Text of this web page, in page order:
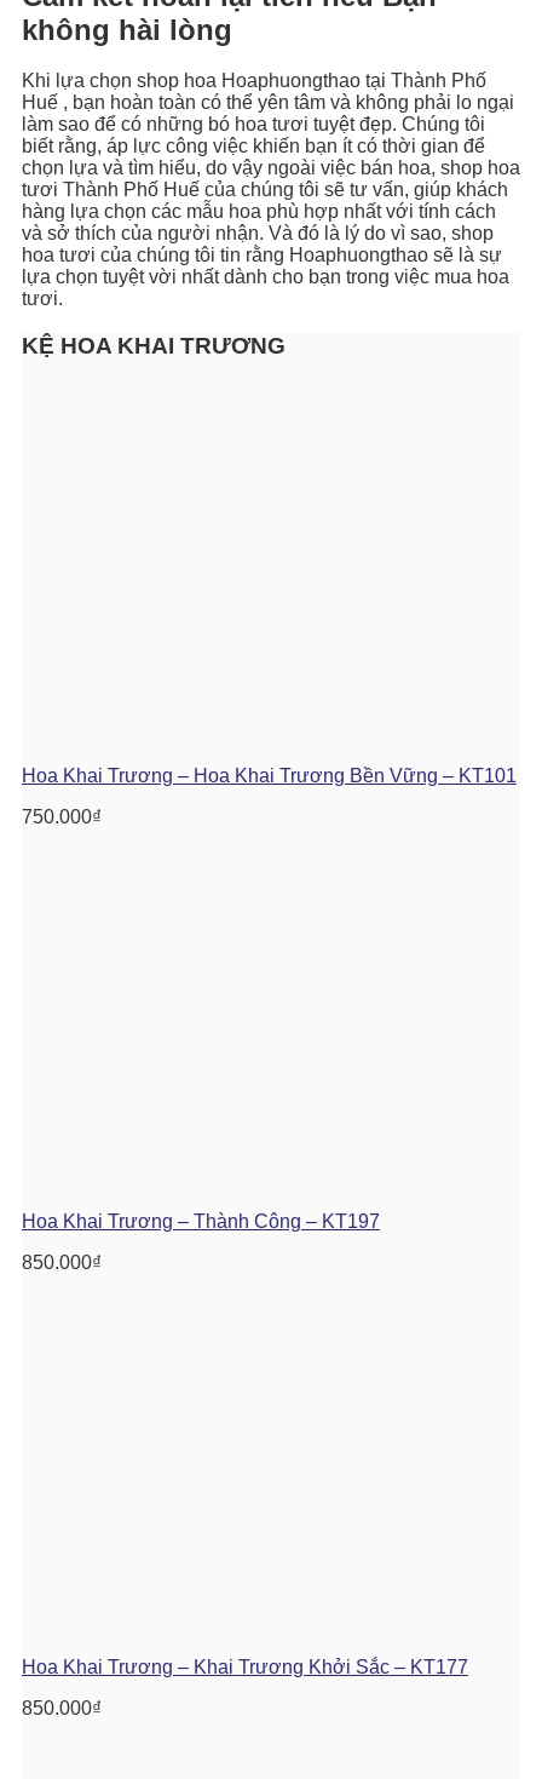
không hài lòng
Khi lựa chọn shop hoa Hoaphuongthao tại Thành Phố
Huế , bạn hoàn toàn có thể yên tâm và không phải lo ngại
làm sao để có những bó hoa tươi tuyệt đẹp. Chúng tôi
biết rằng, áp lực công việc khiến bạn ít có thời gian để
chọn lựa và tìm hiểu, do vậy ngoài việc bán hoa, shop hoa
tươi Thành Phố Huế của chúng tôi sẽ tư vấn, giúp khách
hàng lựa chọn các mẫu hoa phù hợp nhất với tính cách
và sở thích của người nhận. Và đó là lý do vì sao, shop
hoa tươi của chúng tôi tin rằng Hoaphuongthao sẽ là sự
lựa chọn tuyệt vời nhất dành cho bạn trong việc mua hoa
tươi.
KỆ HOA KHAI TRƯƠNG
Hoa Khai Trương – Hoa Khai Trương Bền Vững – KT101
750.000₫
Hoa Khai Trương – Thành Công – KT197
850.000₫
Hoa Khai Trương – Khai Trương Khởi Sắc – KT177
850.000₫